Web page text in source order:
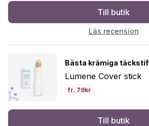
Till butik
Läs recension
Bästa krämiga
Lumene Cover stick
fr. 79kr
Till butik